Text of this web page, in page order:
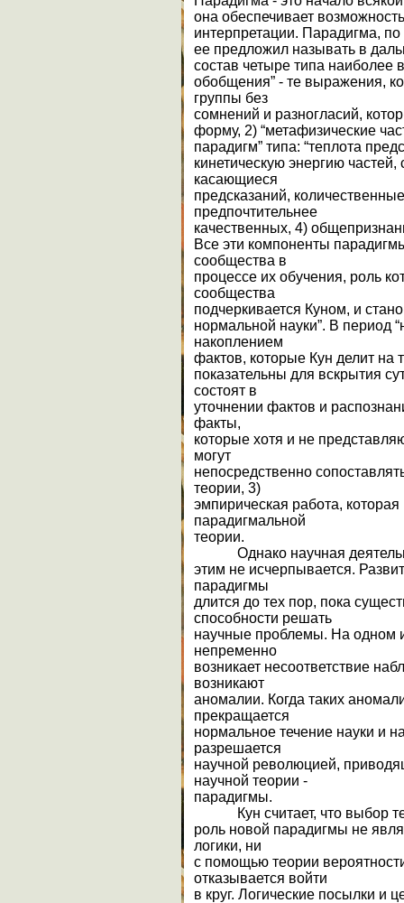
она обеспечивает
интерпретации. Парадигма, по
ее предложил называть в
состав четыре типа наиболее
обобщения” - те выражения,
группы без
сомнений и разногласий,
форму, 2) “метафизические
парадигм” типа: “теплота
кинетическую энергию
касающиеся
предсказаний,
предпочтительнее
качественных, 4)
Все эти компоненты
сообщества в
процессе их обучения, роль
сообщества
подчеркивается Куном, и
нормальной науки”. В период
накоплением
фактов, которые Кун делит на
показательны для вскрытия
состоят в
уточнении фактов и
факты,
которые хотя и не
могут
непосредственно
теории, 3)
эмпирическая работа,
парадигмальной
теории.
Однако научная
этим не исчерпывается.
парадигмы
длится до тех пор, пока
способности решать
научные проблемы. На одном
непременно
возникает несоответствие
возникают
аномалии. Когда таких
прекращается
нормальное течение науки и
разрешается
научной революцией,
научной теории -
парадигмы.
Кун считает, что выбор
роль новой парадигмы не
логики, ни
с помощью теории
отказывается войти
в круг. Логические посылки и